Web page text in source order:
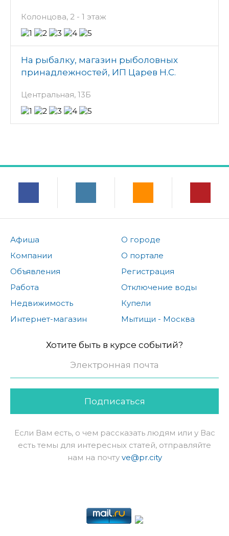
Колонцова, 2 - 1 этаж
На рыбалку, магазин рыболовных
принадлежностей, ИП Царев Н.С.
Центральная, 13Б
Афиша
Компании
Объявления
Работа
Недвижимость
Интернет-магазин
О городе
О портале
Регистрация
Отключение воды
Купели
Мытищи - Москва
Хотите быть в курсе событий?
Подписаться
Если Вам есть, о чем рассказать людям или у Вас
есть темы для интересных статей, отправляйте
нам на почту ve@pr.city